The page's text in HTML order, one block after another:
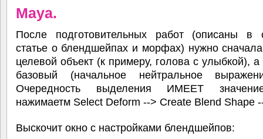
Maya.
После подготовительных работ (описаны в
статье о блендшейпах и морфах) нужно
целевой объект (к примеру, голова с улыбкой),
базовый (начальное нейтральное
Очередность выделения ИМЕЕТ
нажимаетм Select Deform --> Create Blend Shape
Выскочит окно с настройками блендшейпов: